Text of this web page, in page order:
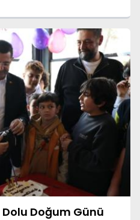
Doğum Günü